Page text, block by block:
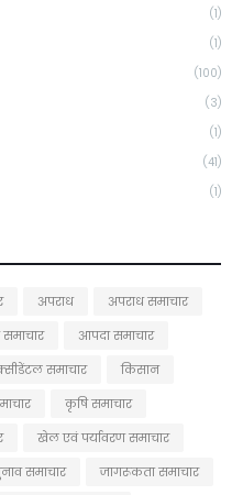
(1)
(1)
(100)
(3)
(1)
(41)
(1)
अपराध
अपराध समाचार
आपदा समाचार
समाचार
किसान
कृषि समाचार
खेल एवं पर्यावरण समाचार
समाचार
जागरूकता समाचार